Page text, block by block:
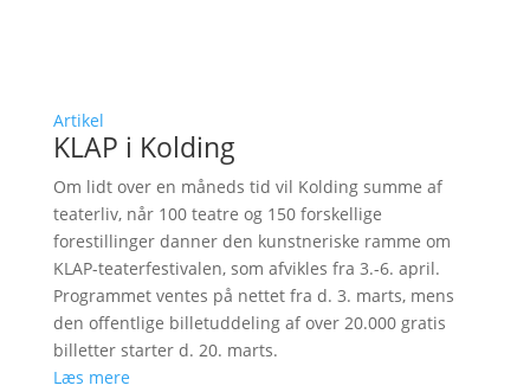
Artikel
KLAP i Kolding
Om lidt over en måneds tid vil Kolding summe af
teaterliv, når 100 teatre og 150 forskellige
forestillinger danner den kunstneriske ramme om
KLAP-teaterfestivalen, som afvikles fra 3.-6. april.
Programmet ventes på nettet fra d. 3. marts, mens
den offentlige billetuddeling af over 20.000 gratis
billetter starter d. 20. marts.
Læs mere